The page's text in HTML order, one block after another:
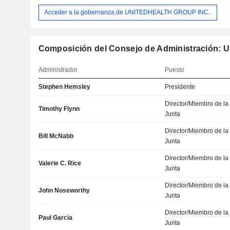
Acceder a la gobernanza de UNITEDHEALTH GROUP INC..
Composición del Consejo de Administración:
Administrador Puesto
Stephen Hemsley Presidente
Timothy Flynn
Director/Miembro de la
Junta
Bill McNabb
Director/Miembro de la
Junta
Valerie C. Rice
Director/Miembro de la
Junta
John Noseworthy
Director/Miembro de la
Junta
Paul Garcia
Director/Miembro de la
Junta